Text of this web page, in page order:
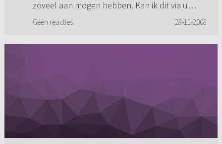
zoveel aan mogen hebben. Kan ik dit via u
Geen reacties 28-11-2008